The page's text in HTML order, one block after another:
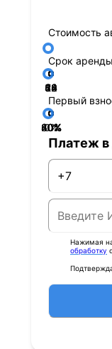
Стоимость
Срок
12
24
36
48
60
72
84
Первый
0%
20%
40%
60%
80%
Платеж в
Нажимая
обработку